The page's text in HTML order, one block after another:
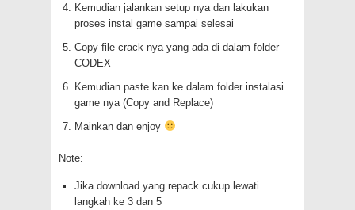
Kemudian jalankan setup nya dan lakukan
proses instal game sampai selesai
Copy file crack nya yang ada di dalam folder
CODEX
Kemudian paste kan ke dalam folder instalasi
game nya (Copy and Replace)
Mainkan dan enjoy
Note:
Jika download yang repack cukup lewati
langkah ke 3 dan 5